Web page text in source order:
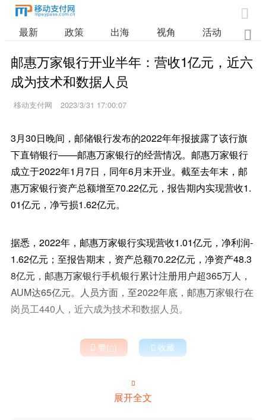

最新 政策 出海 视角 活动 业

邮惠万家银行开业半年：营收1亿元，近六
成为技术和数据人员
移动支付网 2023/3/31 17:00:07
3月30日晚间，邮储银行发布的2022年年报披露了该行旗
下直销银行——邮惠万家银行的经营情况。邮惠万家银行
成立于2022年1月7日，同年6月末开业。截至去年末，邮
惠万家银行资产总额增至70.22亿元，报告期内实现营收1.
01亿元，净亏损1.62亿元。
据悉，2022年，邮惠万家银行实现营收1.01亿元，净利润-
1.62亿元；至报告期末，资产总额70.22亿元，净资产48.3
8亿元，邮惠万家银行手机银行累计注册用户超365万人，
AUM达65亿元。人员方面，至2022年底，邮惠万家银行在
岗员工440人，近六成为技术和数据人员。
 赞()  收藏

展开全文